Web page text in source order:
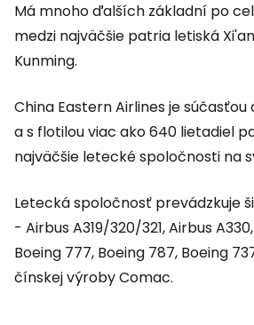
Má mnoho ďalších základní po
medzi najväčšie patria letiská
Kunming.
China Eastern Airlines je súčasťou
a s flotilou viac ako 640 lietadiel
najväčšie letecké spoločnosti na
Letecká spoločnosť prevádzkuje
- Airbus A319/320/321, Airbus
Boeing 777, Boeing 787, Boeing
čínskej výroby Comac.